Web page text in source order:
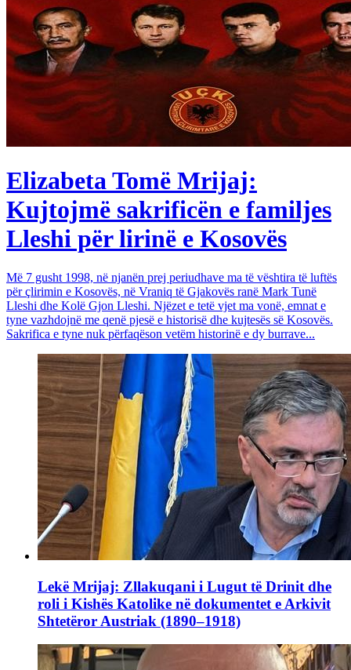
Elizabeta Tomë Mrijaj:
Kujtojmë sakrificën e familjes
Lleshi për lirinë e Kosovës
Më 7 gusht 1998, në njanën prej periudhave ma të vështira të luftës
për çlirimin e Kosovës, në Vraniq të Gjakovës ranë Mark Tunë
Lleshi dhe Kolë Gjon Lleshi. Njëzet e tetë vjet ma vonë, emnat e
tyne vazhdojnë me qenë pjesë e historisë dhe kujtesës së Kosovës.
Sakrifica e tyne nuk përfaqëson vetëm historinë e dy burrave...
Lekë Mrijaj: Zllakuqani i Lugut të Drinit dhe
roli i Kishës Katolike në dokumentet e Arkivit
Shtetëror Austriak (1890–1918)